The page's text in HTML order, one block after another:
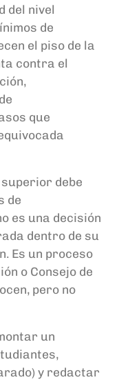
del nivel
de
el piso de la
contra el
que
debe
de
es una decisión
dentro de su
Es un proceso
o Consejo de
pero no
un
y redactar